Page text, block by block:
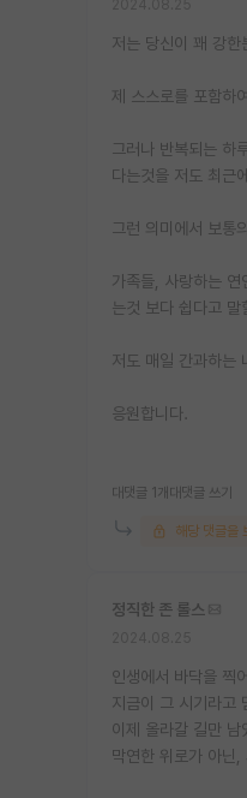
저는 당신이 꽤 강한
제 스스로를 포함하
그러나 반복되는 하
다는것을 저도 최근
그런 의미에서 보통
가족들, 사랑하는
는것 보다 쉽다고 말
저도 매일 간과하는
응원합니다.
대댓글 1개 대댓글 쓰기
해당 댓글을
정직한 존 롤스
인생에서 바닥을 찍
지금이 그 시기라고
이제 올라갈 길만 남
막연한 위로가 아닌,